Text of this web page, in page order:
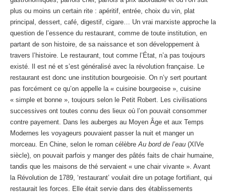
plus ou moins un certain rite : apéritif, entrée, choix du vin, plat
principal, dessert, café, digestif, cigare… Un vrai marxiste approche la
question de l’essence du restaurant, comme de toute institution, en
partant de son histoire, de sa naissance et son développement à
travers l’histoire. Le restaurant, tout comme l’État, n’a pas toujours
existé. Il est né et s’est généralisé avec la révolution française. Le
restaurant est donc une institution bourgeoisie. On n’y sert pourtant
pas forcément ce qu’on appelle la « cuisine bourgeoise », cuisine
« simple et bonne », toujours selon le Petit Robert. Les civilisations
successives ont toutes connu des lieux où l’on pouvait consommer
contre payement. Dans les auberges au Moyen Âge et aux Temps
Modernes les voyageurs pouvaient passer la nuit et manger un
morceau. En Chine, selon le roman célèbreAu bord de l’eau (XIVe
siècle), on pouvait parfois y manger des pâtés faits de chair humaine,
tandis que les maisons de thé servaient « une chair vivante ». Avant
la Révolution de 1789, ‘restaurant’ voulait dire un potage fortifiant, qui
restaurait les forces. Elle était servie dans des établissements